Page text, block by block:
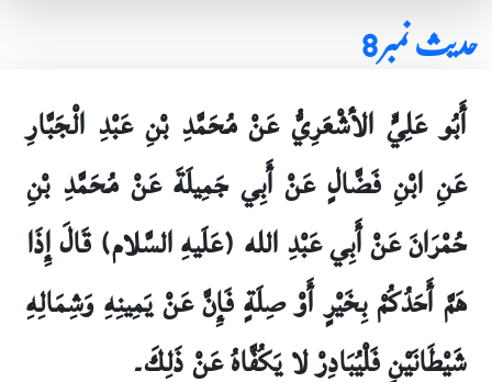
حدیث نمبر 8
أَبُو عَلِيٍّ الأشْعَرِيُّ عَنْ مُحَمَّدِ بْنِ عَبْدِ الْجَبَّارِ
عَنِ ابْنِ فَضَّالٍ عَنْ أَبِي جَمِيلَةَ عَنْ مُحَمَّدِ بْنِ
حُمْرَانَ عَنْ أَبِي عَبْدِ الله (عَلَيهِ السَّلام) قَالَ إِذَا
هَمَّ أَحَدُكُمْ بِخَيْرٍ أَوْ صِلَةٍ فَإِنَّ عَنْ يَمِينِهِ وَشِمَالِهِ
شَيْطَانَيْنِ فَلْيُبَادِرْ لا يَكُفَّاهُ عَنْ ذَلِكَ۔